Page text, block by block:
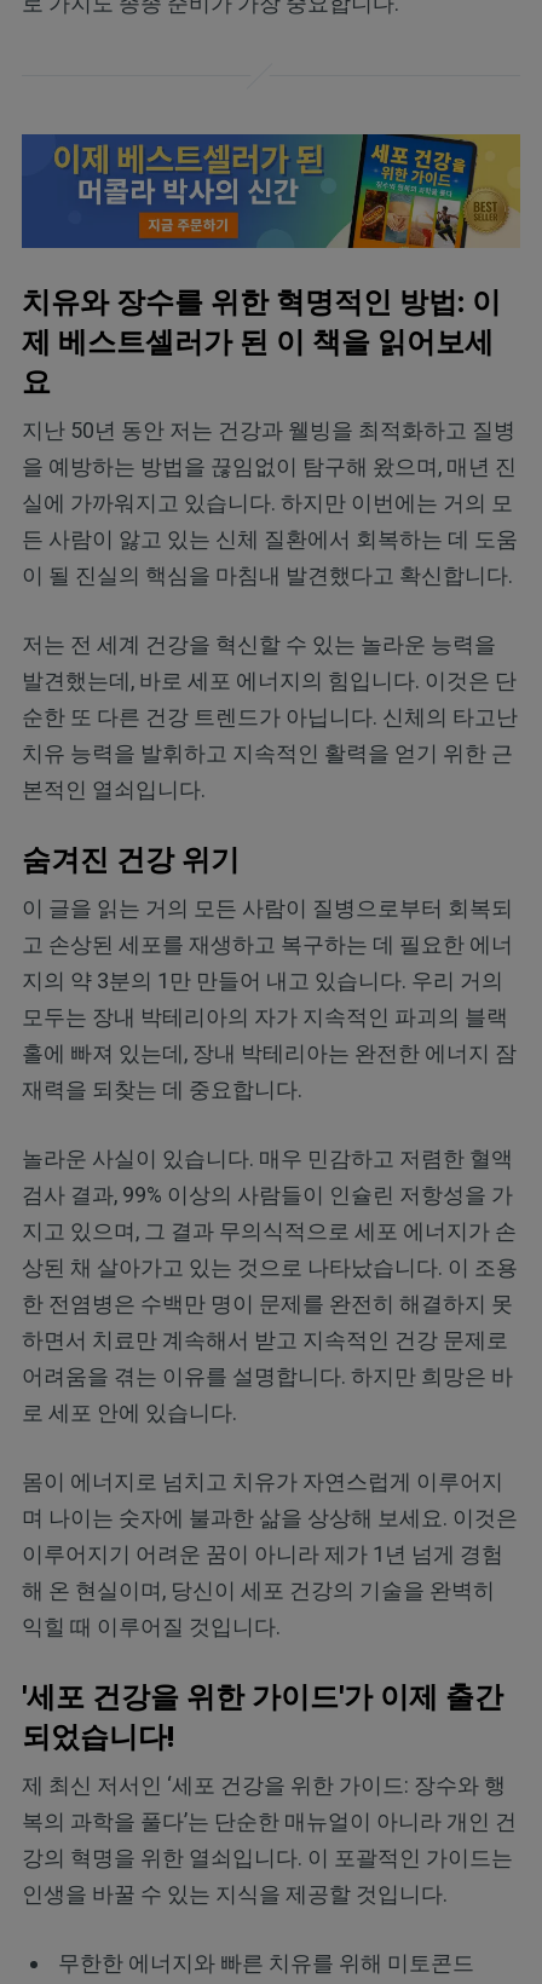
치유와 장수를 위한 혁명적인 방법: 이
제 베스트셀러가 된 이 책을 읽어보세
요
지난 50년 동안 저는 건강과 웰빙을 최적화하고 질병
을 예방하는 방법을 끊임없이 탐구해 왔으며, 매년 진
실에 가까워지고 있습니다. 하지만 이번에는 거의 모
든 사람이 앓고 있는 신체 질환에서 회복하는 데 도움
이 될 진실의 핵심을 마침내 발견했다고 확신합니다.
저는 전 세계 건강을 혁신할 수 있는 놀라운 능력을
발견했는데, 바로 세포 에너지의 힘입니다. 이것은 단
순한 또 다른 건강 트렌드가 아닙니다. 신체의 타고난
치유 능력을 발휘하고 지속적인 활력을 얻기 위한 근
본적인 열쇠입니다.
숨겨진 건강 위기
이 글을 읽는 거의 모든 사람이 질병으로부터 회복되
고 손상된 세포를 재생하고 복구하는 데 필요한 에너
지의 약 3분의 1만 만들어 내고 있습니다. 우리 거의
모두는 장내 박테리아의 자가 지속적인 파괴의 블랙
홀에 빠져 있는데, 장내 박테리아는 완전한 에너지 잠
재력을 되찾는 데 중요합니다.
놀라운 사실이 있습니다. 매우 민감하고 저렴한 혈액
검사 결과, 99% 이상의 사람들이 인슐린 저항성을 가
지고 있으며, 그 결과 무의식적으로 세포 에너지가 손
상된 채 살아가고 있는 것으로 나타났습니다. 이 조용
한 전염병은 수백만 명이 문제를 완전히 해결하지 못
하면서 치료만 계속해서 받고 지속적인 건강 문제로
어려움을 겪는 이유를 설명합니다. 하지만 희망은 바
로 세포 안에 있습니다.
몸이 에너지로 넘치고 치유가 자연스럽게 이루어지
며 나이는 숫자에 불과한 삶을 상상해 보세요. 이것은
이루어지기 어려운 꿈이 아니라 제가 1년 넘게 경험
해 온 현실이며, 당신이 세포 건강의 기술을 완벽히
익힐 때 이루어질 것입니다.
'세포 건강을 위한 가이드'가 이제 출간
되었습니다!
제 최신 저서인 ‘세포 건강을 위한 가이드: 장수와 행
복의 과학을 풀다’는 단순한 매뉴얼이 아니라 개인 건
강의 혁명을 위한 열쇠입니다. 이 포괄적인 가이드는
인생을 바꿀 수 있는 지식을 제공할 것입니다.
무한한 에너지와 빠른 치유를 위해 미토콘드